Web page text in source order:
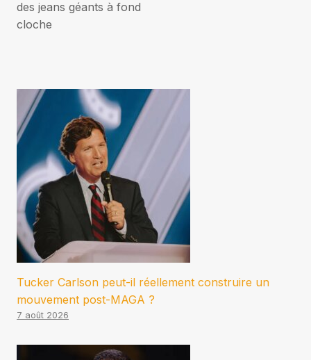
des jeans géants à fond
cloche
Tucker Carlson peut-il réellement construire un
mouvement post-MAGA ?
7 août 2026